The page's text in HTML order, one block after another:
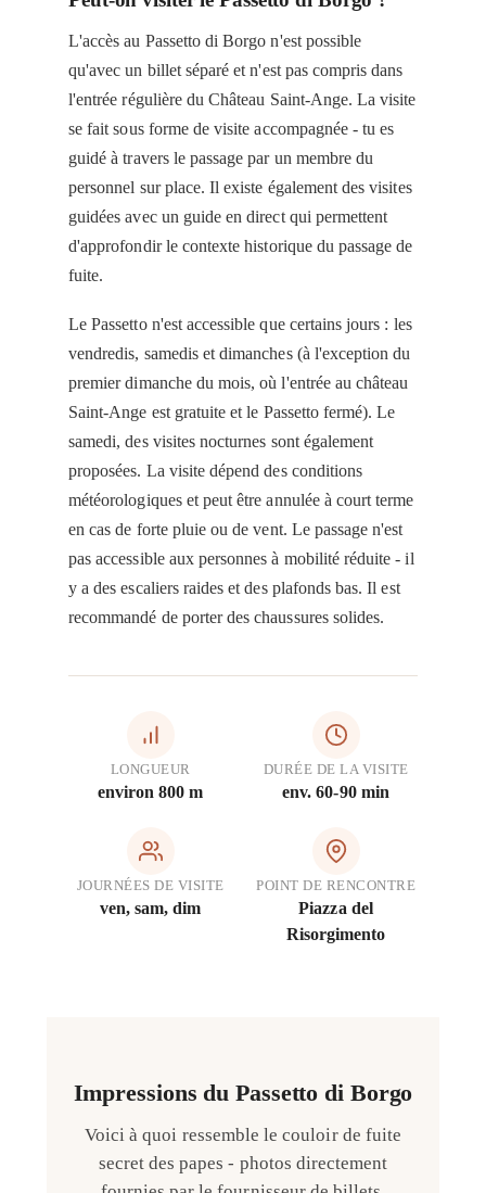
L'accès au Passetto di Borgo n'est possible
qu'avec un billet séparé et n'est pas compris dans
l'entrée régulière du Château Saint-Ange. La visite
se fait sous forme de visite accompagnée - tu es
guidé à travers le passage par un membre du
personnel sur place. Il existe également des visites
guidées avec un guide en direct qui permettent
d'approfondir le contexte historique du passage de
fuite.
Le Passetto n'est accessible que certains jours : les
vendredis, samedis et dimanches (à l'exception du
premier dimanche du mois, où l'entrée au château
Saint-Ange est gratuite et le Passetto fermé). Le
samedi, des visites nocturnes sont également
proposées. La visite dépend des conditions
météorologiques et peut être annulée à court terme
en cas de forte pluie ou de vent. Le passage n'est
pas accessible aux personnes à mobilité réduite - il
y a des escaliers raides et des plafonds bas. Il est
recommandé de porter des chaussures solides.
LONGUEUR
environ 800 m
DURÉE DE LA VISITE
env. 60-90 min
JOURNÉES DE VISITE
ven, sam, dim
POINT DE RENCONTRE
Piazza del
Risorgimento
Impressions du Passetto di Borgo
Voici à quoi ressemble le couloir de fuite
secret des papes - photos directement